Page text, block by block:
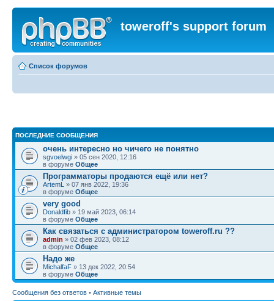
toweroff's support forum
Список форумов
ПОСЛЕДНИЕ СООБЩЕНИЯ
очень интересно но чичего не понятно
sgvoelwgi » 05 сен 2020, 12:16
в форуме Общее
Программаторы продаются ещё или нет?
ArtemL » 07 янв 2022, 19:36
в форуме Общее
very good
Donaldfib » 19 май 2023, 06:14
в форуме Общее
Как связаться с администратором toweroff.ru ??
admin » 02 фев 2023, 08:12
в форуме Общее
Надо же
MichalfaF » 13 дек 2022, 20:54
в форуме Общее
Сообщения без ответов • Активные темы